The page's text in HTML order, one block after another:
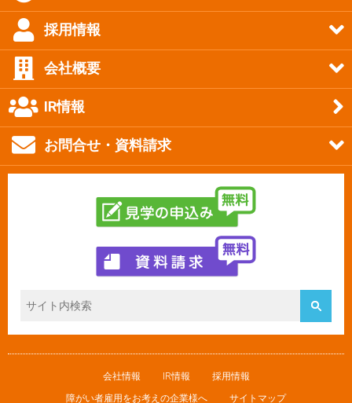
採用情報
会社概要
IR情報
お問合せ・資料請求
会社情報 IR情報
採用情報
障がい者雇用をお考えの企業様へ
サイトマップ